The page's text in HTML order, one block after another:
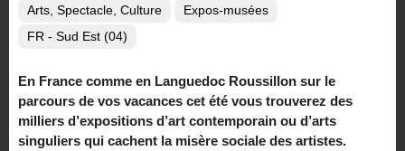
Arts, Spectacle, Culture
Expos-musées
FR - Sud Est (04)
En France comme en Languedoc Roussillon sur le
parcours de vos vacances cet été vous trouverez des
milliers d’expositions d’art contemporain ou d’arts
singuliers qui cachent la misère sociale des artistes.